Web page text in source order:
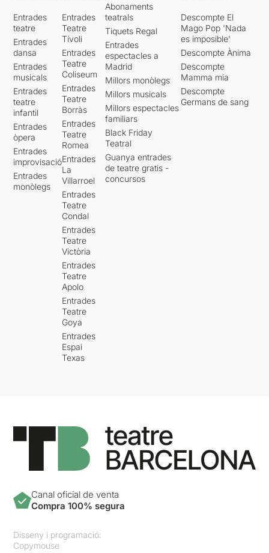
Entrades
teatre
Entrades
dansa
Entrades
musicals
Entrades
teatre
infantil
Entrades
òpera
Entrades
improvisació
Entrades
monòlegs
Entrades
Teatre
Tívoli
Entrades
Teatre
Coliseum
Entrades
Teatre
Borràs
Entrades
Teatre
Romea
Entrades
La
Villarroel
Entrades
Teatre
Condal
Entrades
Teatre
Victòria
Entrades
Teatre
Apolo
Entrades
Teatre
Goya
Entrades
Espai
Texas
Abonaments
teatrals
Tiquets Regal
Entrades
espectacles a
Madrid
Millors monòlegs
Millors musicals
Millors espectacles
familiars
Black Friday
Teatral
Guanya entrades
de teatre gratis -
concursos
Descompte El
Mago Pop 'Nada
es imposible'
Descompte Ànima
Descompte
Mamma mia
Descompte
Germans de sang
Canal oficial de venta
Compra 100% segura
Disseny i programació:
Copymouse